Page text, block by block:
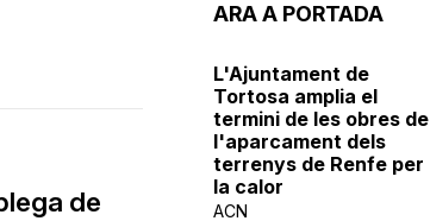
de
ARA A PORTADA
L'Ajuntament de
Tortosa amplia el
termini de les obres de
l'aparcament dels
terrenys de Renfe per
la calor
ACN